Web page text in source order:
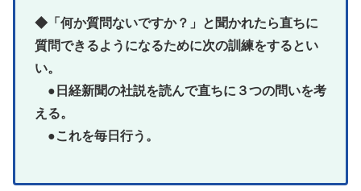
◆「何か質問ないですか？」と聞かれたら直ちに
質問できるようになるために次の訓練をするとい
い。
●日経新聞の社説を読んで直ちに３つの問いを考
える。
●これを毎日行う。